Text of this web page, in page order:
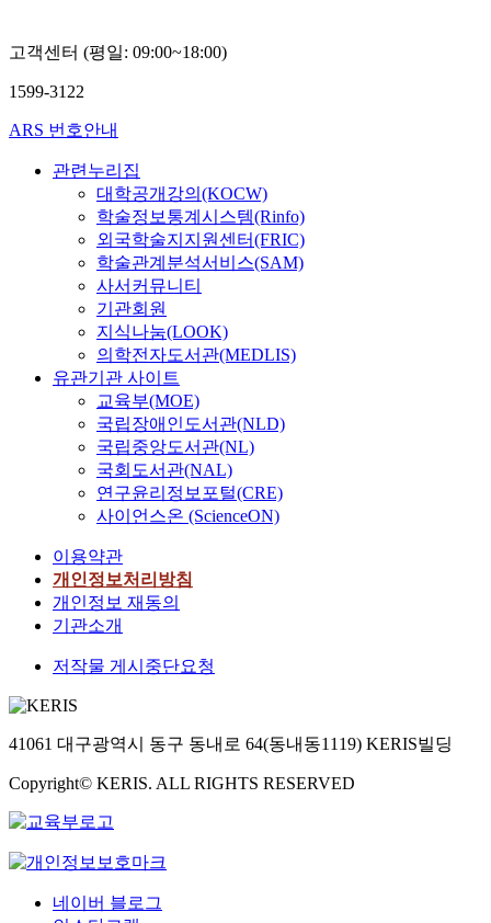
고객센터 (평일: 09:00~18:00)
1599-3122
ARS 번호안내
관련누리집
대학공개강의(KOCW)
학술정보통계시스템(Rinfo)
외국학술지지원센터(FRIC)
학술관계분석서비스(SAM)
사서커뮤니티
기관회원
지식나눔(LOOK)
의학전자도서관(MEDLIS)
유관기관 사이트
교육부(MOE)
국립장애인도서관(NLD)
국립중앙도서관(NL)
국회도서관(NAL)
연구윤리정보포털(CRE)
사이언스온 (ScienceON)
이용약관
개인정보처리방침
개인정보 재동의
기관소개
저작물 게시중단요청
41061 대구광역시 동구 동내로 64(동내동1119) KERIS빌딩
Copyright© KERIS. ALL RIGHTS RESERVED
네이버 블로그